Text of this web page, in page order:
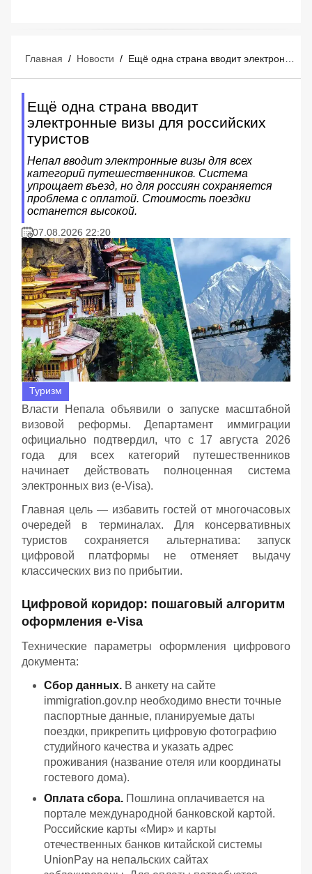
Главная / Новости / Ещё одна страна вводит электронные визы для российских туристов
Ещё одна страна вводит
электронные визы для российских
туристов
Непал вводит электронные визы для всех
категорий путешественников. Система
упрощает въезд, но для россиян сохраняется
проблема с оплатой. Стоимость поездки
останется высокой.
07.08.2026 22:20
Туризм
Власти Непала объявили о запуске масштабной
визовой реформы. Департамент иммиграции
официально подтвердил, что с 17 августа 2026
года для всех категорий путешественников
начинает действовать полноценная система
электронных виз (e-Visa).
Главная цель — избавить гостей от многочасовых
очередей в терминалах. Для консервативных
туристов сохраняется альтернатива: запуск
цифровой платформы не отменяет выдачу
классических виз по прибытии.
Цифровой коридор: пошаговый алгоритм
оформления e-Visa
Технические параметры оформления цифрового
документа:
Сбор данных. В анкету на сайте
immigration.gov.np необходимо внести точные
паспортные данные, планируемые даты
поездки, прикрепить цифровую фотографию
студийного качества и указать адрес
проживания (название отеля или координаты
гостевого дома).
Оплата сбора. Пошлина оплачивается на
портале международной банковской картой.
Российские карты «Мир» и карты
отечественных банков китайской системы
UnionPay на непальских сайтах